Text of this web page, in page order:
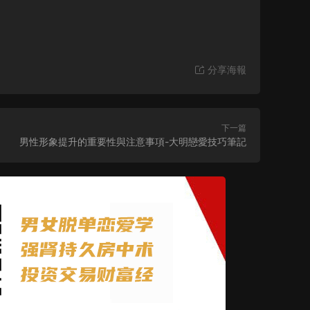
分享海報
下一篇
男性形象提升的重要性與注意事項-大明戀愛技巧筆記